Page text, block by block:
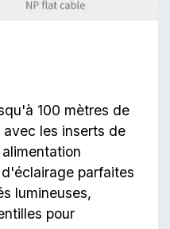
100 mètres de
les inserts de
parfaites
lumineuses,
pour